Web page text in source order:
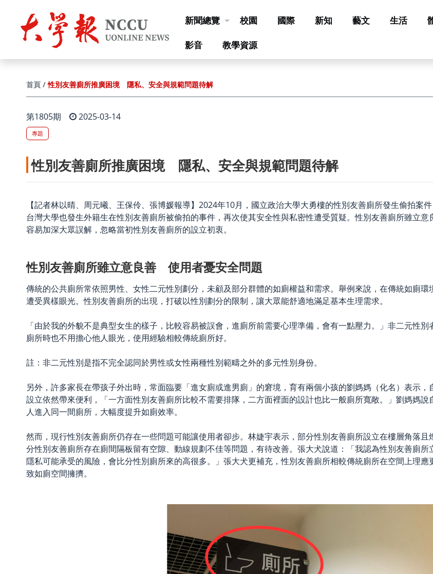
新聞總覽 校園 國際 新知 藝文 生活
影音 教學資源
首頁 性別友善廁所推廣困境 隱私、安全與規範問題待解
第1805期 2025-03-14
專題
性別友善廁所推廣困境 隱私、安全與規範問題待解
【記者林以晴、周元曦、王保伶、張博媛報導】2024年10月，國立政治大學大勇樓的性別友善廁所發生偷拍
台灣大學也發生外籍生在性別友善廁所被偷拍的事件，再次使其安全性與私密性遭受質疑。性別友善廁所雖立
容易加深大眾誤解，忽略當初性別友善廁所的設立初衷。
性別友善廁所雖立意良善 使用者憂安全問題
傳統的公共廁所常依照男性、女性二元性別劃分，未顧及部分群體的如廁權益和需求。舉例來說，在傳統如廁
遭受異樣眼光。性別友善廁所的出現，打破以性別劃分的限制，讓大眾能舒適地滿足基本生理需求。
「由於我的外貌不是典型女生的樣子，比較容易被誤會，進廁所前需要心理準備，會有一點壓力。」非二元性
廁所時也不用擔心他人眼光，使用經驗相較傳統廁所好。
註：非二元性別是指不完全認同於男性或女性兩種性別範疇之外的多元性別身份。
另外，許多家長在帶孩子外出時，常面臨要「進女廁或進男廁」的窘境，育有兩個小孩的劉媽媽（化名）表示
設立依然帶來便利，「一方面性別友善廁所比較不需要排隊，二方面裡面的設計也比一般廁所寬敞。」劉媽媽
人進入同一間廁所，大幅度提升如廁效率。
然而，現行性別友善廁所仍存在一些問題可能讓使用者卻步。林婕宇表示，部分性別友善廁所設立在樓層角落
分性別友善廁所存在廁間隔板留有空隙、動線規劃不佳等問題，有待改善。張大犬說道：「我認為性別友善廁
隱私可能承受的風險，會比分性別廁所來的高很多。」張大犬更補充，性別友善廁所相較傳統廁所在空間上理
致如廁空間擁擠。